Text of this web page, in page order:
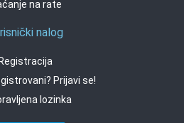
na rate
nalog
Registracija
Prijavi se!
lozinka